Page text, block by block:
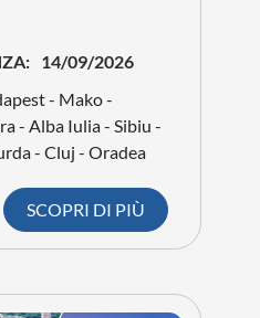
14/09/2026
- Mako -
- Alba Iulia - Sibiu -
- Cluj - Oradea
SCOPRI DI PIÙ